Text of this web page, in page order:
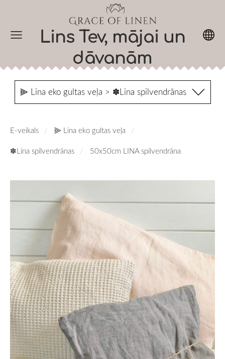
Lins Tev, mājai un
dāvanām
⫸ Lina eko gultas veļa > ✽Lina spilvendrānas
E-veikals ⫸ Lina eko gultas veļa
✽Lina spilvendrānas 50x50cm LINA spilvendrāna